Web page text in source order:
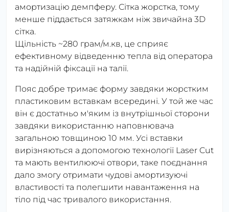
амортизацію демпферу. Сітка жорстка, тому
менше піддається затяжкам ніж звичайна 3D
сітка.
Щільність ~280 грам/м.кв, це сприяє
ефективному відведенню тепла від оператора
та надійній фіксації на талії.
Пояс добре тримає форму завдяки жорстким
пластиковим вставкам всередині. У той же час
він є достатньо м'яким із внутрішньої сторони
завдяки використанню наповнювача
загальною товщиною 10 мм. Усі вставки
вирізняються а допомогою технології Laser Cut
та мають вентилюючі отвори, таке поєднання
дало змогу отримати чудові амортизуючі
властивості та полегшити навантаження на
тіло під час тривалого використання.